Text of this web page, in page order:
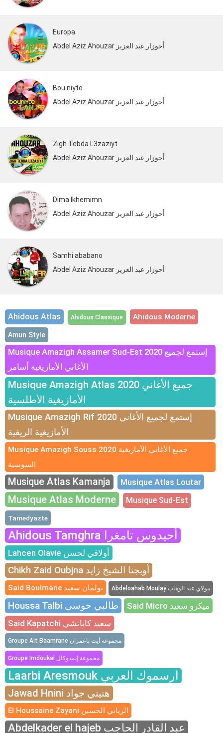
Europa
Abdel Aziz Ahouzar أحوزار عبد العزيز
Bou niyte
Abdel Aziz Ahouzar أحوزار عبد العزيز
Zigh Tebda L3zaziyt
Abdel Aziz Ahouzar أحوزار عبد العزيز
Dima Ikhemimn
Abdel Aziz Ahouzar أحوزار عبد العزيز
Samhi ababano
Abdel Aziz Ahouzar أحوزار عبد العزيز
Ahidous Atlas Ahidous Classique Ahidous Moderne
Amun Style
Musique Amazigh Assamer Sud-Est 2020 إستمع لجميع
الأغاني الأمازيغية أسامر
Musique Amazigh Atlas 2020 جميع الأغاني
الأمازيغية الأطلسية
Musique Amazigh Rif 2020 إستمع لجميع الأغاني
الأمازيغية الريفية
Musique Amazigh Souss 2020 جميع الأغاني الأمازيغية
السوسية
Musique Atlas Kamanja Musique Atlas Loutar
Musique Atlas Moderne Musique Sud-Est
Tamedyazte
Ahidous Tamghra أحيدوس تامغرا
Lahcen Olavie أولافي لحسن
Chikh Zaid Oubjna أوبجنا الشيخ زايد
Said Boulmane بولمان سعيد Abdeloahab Moulay مولاي عبد الوهاب
Houssa Talbi طالبي حوسى
Said Micro ميكرو سعيد
Said Kapatchi سعيد كاباتشي
Groupe Ait Baamrane مجموعة أيت باعمران
Groupe Imdoukal مجموعة إيمدوكال
Laarbi Aresmouk ارسموك العربي
Jawad Hnini هنيني جواد
El Houssaine Zayani الزياني الحسين
Abdelkader el hajeb عبد القادر الحاجب